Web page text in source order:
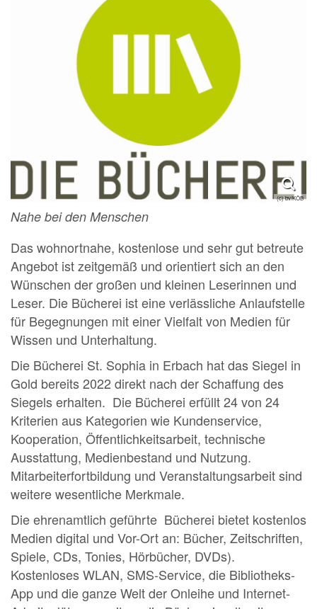
(c) bv/KÖB
Nahe bei den Menschen
Das wohnortnahe, kostenlose und sehr gut betreute
Angebot ist zeitgemäß und orientiert sich an den
Wünschen der großen und kleinen Leserinnen und
Leser. Die Bücherei ist eine verlässliche Anlaufstelle
für Begegnungen mit einer Vielfalt von Medien für
Wissen und Unterhaltung.
Die Bücherei St. Sophia in Erbach hat das Siegel in
Gold bereits 2022 direkt nach der Schaffung des
Siegels erhalten. Die Bücherei erfüllt 24 von 24
Kriterien aus Kategorien wie Kundenservice,
Kooperation, Öffentlichkeitsarbeit, technische
Ausstattung, Medienbestand und Nutzung.
Mitarbeiterfortbildung und Veranstaltungsarbeit sind
weitere wesentliche Merkmale.
Die ehrenamtlich geführte Bücherei bietet kostenlos
Medien digital und Vor-Ort an: Bücher, Zeitschriften,
Spiele, CDs, Tonies, Hörbücher, DVDs).
Kostenloses WLAN, SMS-Service, die Bibliotheks-
App und die ganze Welt der Onleihe und Internet-